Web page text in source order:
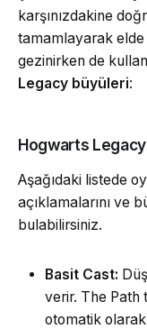
karşınızdakine
tamamlayarak
gezinirken de
Legacy büyüleri:
Hogwarts
Aşağıdaki listede
açıklamalarını ve
bulabilirsiniz.
Basit Cast:
verir. The Path
otomatik olarak